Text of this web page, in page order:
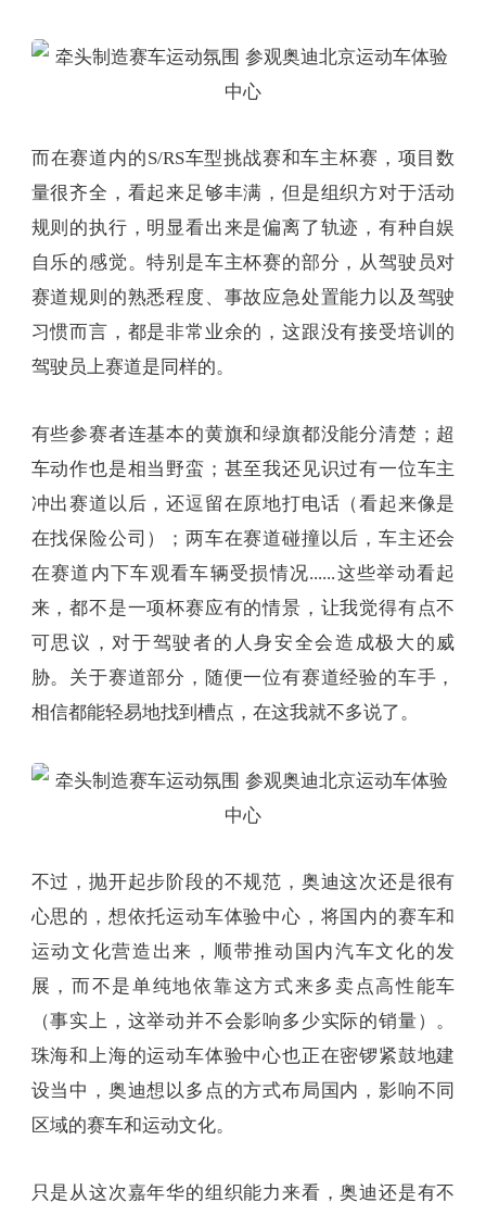
而在赛道内的S/RS车型挑战赛和车主杯赛，项目数
量很齐全，看起来足够丰满，但是组织方对于活动
规则的执行，明显看出来是偏离了轨迹，有种自娱
自乐的感觉。特别是车主杯赛的部分，从驾驶员对
赛道规则的熟悉程度、事故应急处置能力以及驾驶
习惯而言，都是非常业余的，这跟没有接受培训的
驾驶员上赛道是同样的。
有些参赛者连基本的黄旗和绿旗都没能分清楚；超
车动作也是相当野蛮；甚至我还见识过有一位车主
冲出赛道以后，还逗留在原地打电话（看起来像是
在找保险公司）；两车在赛道碰撞以后，车主还会
在赛道内下车观看车辆受损情况......这些举动看起
来，都不是一项杯赛应有的情景，让我觉得有点不
可思议，对于驾驶者的人身安全会造成极大的威
胁。关于赛道部分，随便一位有赛道经验的车手，
相信都能轻易地找到槽点，在这我就不多说了。
不过，抛开起步阶段的不规范，奥迪这次还是很有
心思的，想依托运动车体验中心，将国内的赛车和
运动文化营造出来，顺带推动国内汽车文化的发
展，而不是单纯地依靠这方式来多卖点高性能车
（事实上，这举动并不会影响多少实际的销量）。
珠海和上海的运动车体验中心也正在密锣紧鼓地建
设当中，奥迪想以多点的方式布局国内，影响不同
区域的赛车和运动文化。
只是从这次嘉年华的组织能力来看，奥迪还是有不